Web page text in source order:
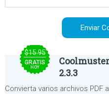
$15.95
GRATIS
HOY
2.3.3
Convierta varios archivos PDF